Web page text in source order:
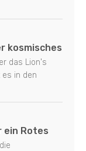
kosmisches
das Lion's
in den
ein Rotes